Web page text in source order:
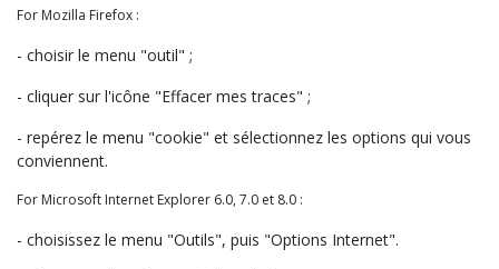
For Mozilla Firefox :
- choisir le menu "outil" ;
- cliquer sur l'icône "Effacer mes traces" ;
- repérez le menu "cookie" et sélectionnez les options qui vous
conviennent.
For Microsoft Internet Explorer 6.0, 7.0 et 8.0 :
- choisissez le menu "Outils", puis "Options Internet".